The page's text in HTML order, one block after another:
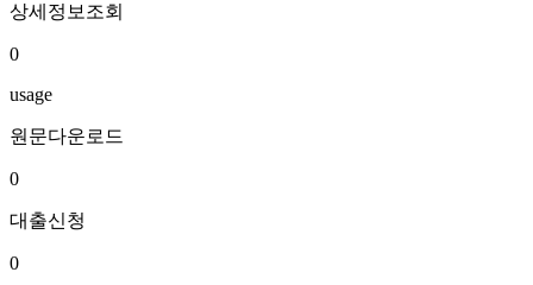
상세정보조회
0
usage
원문다운로드
0
대출신청
0